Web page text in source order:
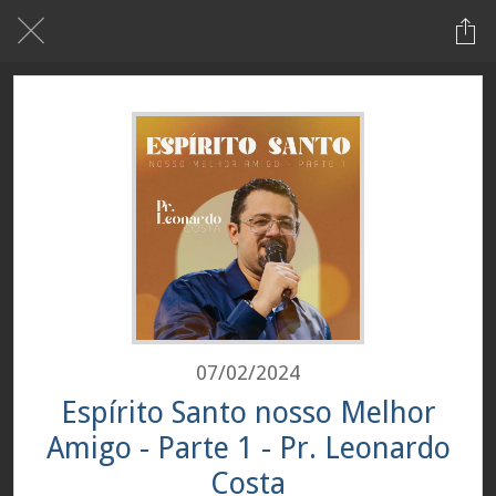
07/02/2024
Espírito Santo nosso Melhor
Amigo - Parte 1 - Pr. Leonardo
Costa